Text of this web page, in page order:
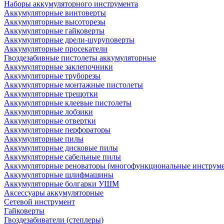
Наборы аккумуляторного инструмента
Аккумуляторные винтоверты
Аккумуляторные высоторезы
Аккумуляторные гайковерты
Аккумуляторные дрели-шуруповерты
Аккумуляторные просекатели
Гвоздезабивные пистолеты аккумуляторные
Аккумуляторные заклепочники
Аккумуляторные труборезы
Аккумуляторные монтажные пистолеты
Аккумуляторные трещотки
Аккумуляторные клеевые пистолеты
Аккумуляторные лобзики
Аккумуляторные отвертки
Аккумуляторные перфораторы
Аккумуляторные пилы
Аккумуляторные дисковые пилы
Аккумуляторные сабельные пилы
Аккумуляторные реноваторы (многофункциональные
Аккумуляторные шлифмашины
Аккумуляторные болгарки УШМ
Аксессуары аккумуляторные
Сетевой инструмент
Гайковерты
Гвоздезабиватели (степлеры)